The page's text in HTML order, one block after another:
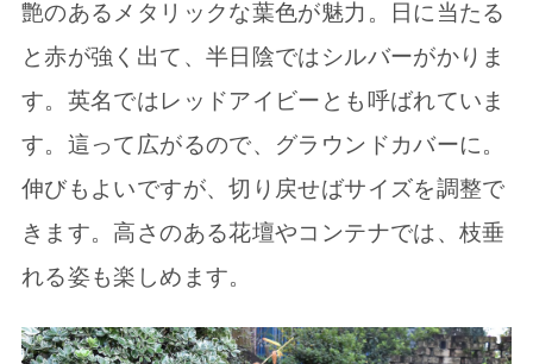
艶のあるメタリックな葉色が魅力。日に当たる
と赤が強く出て、半日陰ではシルバーがかりま
す。英名ではレッドアイビーとも呼ばれていま
す。這って広がるので、グラウンドカバーに。
伸びもよいですが、切り戻せばサイズを調整で
きます。高さのある花壇やコンテナでは、枝垂
れる姿も楽しめます。